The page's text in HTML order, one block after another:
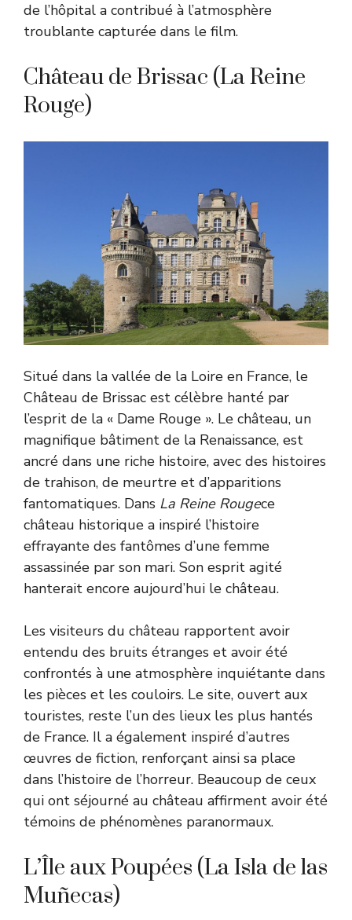
de l’hôpital a contribué à l’atmosphère
troublante capturée dans le film.
Château de Brissac (La Reine
Rouge)
Situé dans la vallée de la Loire en France, le
Château de Brissac est célèbre hanté par
l’esprit de la « Dame Rouge ». Le château, un
magnifique bâtiment de la Renaissance, est
ancré dans une riche histoire, avec des histoires
de trahison, de meurtre et d’apparitions
fantomatiques. Dans La Reine Rougece
château historique a inspiré l’histoire
effrayante des fantômes d’une femme
assassinée par son mari. Son esprit agité
hanterait encore aujourd’hui le château.
Les visiteurs du château rapportent avoir
entendu des bruits étranges et avoir été
confrontés à une atmosphère inquiétante dans
les pièces et les couloirs. Le site, ouvert aux
touristes, reste l’un des lieux les plus hantés
de France. Il a également inspiré d’autres
œuvres de fiction, renforçant ainsi sa place
dans l’histoire de l’horreur. Beaucoup de ceux
qui ont séjourné au château affirment avoir été
témoins de phénomènes paranormaux.
L’Île aux Poupées (La Isla de las
Muñecas)